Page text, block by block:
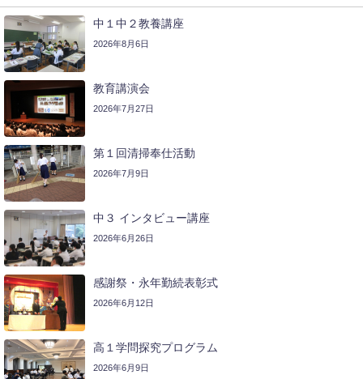
中１中２教養講座
2026年8月6日
教育講演会
2026年7月27日
第１回清掃奉仕活動
2026年7月9日
中３ インタビュー講座
2026年6月26日
感謝祭・永年勤続表彰式
2026年6月12日
高１学問探究プログラム
2026年6月9日